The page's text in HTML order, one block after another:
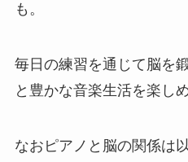
も。
毎日の練習を通じて脳を
と豊かな音楽生活を楽し
なおピアノと脳の関係は